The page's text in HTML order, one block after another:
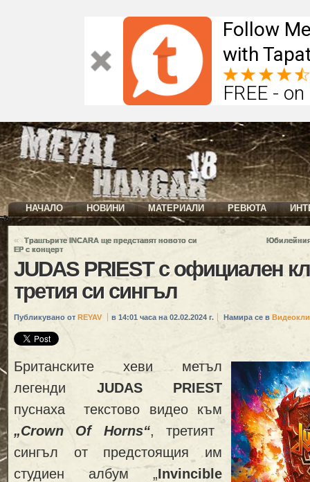
Follow
with
FREE -
НАЧАЛО НОВИНИ МАТЕРИАЛИ РЕВЮТА
«
Трашърите INCARA ще представят новото си
ЕР с концерт
JUDAS PRIEST с официален
третия си сингъл
Публикувано от REYAV в 14:01 часа на 02.02.2024 г. Намира се в
Британските хеви метъл
легенди JUDAS PRIEST
пуснаха текстово видео към
„Crown Of Horns“, третият
сингъл от предстоящия им
студиен албум „Invincible